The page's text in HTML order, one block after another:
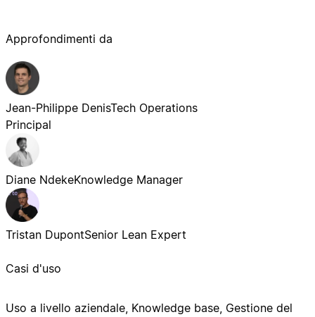
Approfondimenti da
Jean-Philippe DenisTech Operations
Principal
Diane NdekeKnowledge Manager
Tristan DupontSenior Lean Expert
Casi d'uso
Uso a livello aziendale, Knowledge base, Gestione del